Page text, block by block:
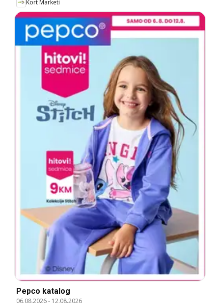
Kort Marketi
Pepco katalog
06.08.2026- 12.08.2026